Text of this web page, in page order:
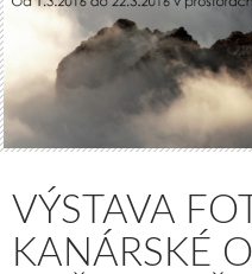
VÝSTAVA
KANÁRSKÉ